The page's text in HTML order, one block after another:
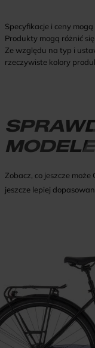
Specyfikacje i ceny
Produkty mogą różnić
Ze względu na typ i
rzeczywiste kolory
MODELE
Zobacz, co jeszcze
jeszcze lepiej